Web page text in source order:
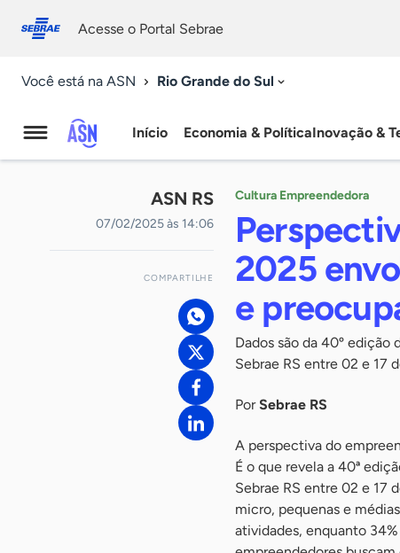
conosco
Acesse o Portal Sebrae
Você está na ASN Rio Grande do Sul
Agência
Sebrae
de
Notícias
Início Economia & PolíticaInovação &
ASN RS
07/02/2025 às 14:06
COMPARTILHE
Cultura Empreendedora
2025
e
Dados são da 40º edição
Sebrae RS entre 02 e 17
PorSebrae RS
A perspectiva do
É o que revela a 40ª
Sebrae RS entre 02 e 17
micro, pequenas e
atividades, enquanto